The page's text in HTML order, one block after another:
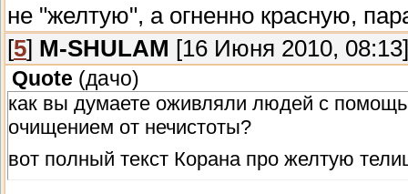
не "желтую", а огненно красную,
[5] M-SHULAM [16 Июня 2010, 08:13]
Quote (дачо)
как вы думаете оживляли людей с
очищением от нечистоты?
вот полный текст Корана про желтую